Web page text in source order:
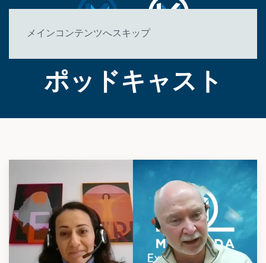
メインコンテンツへスキップ
ポッドキャスト